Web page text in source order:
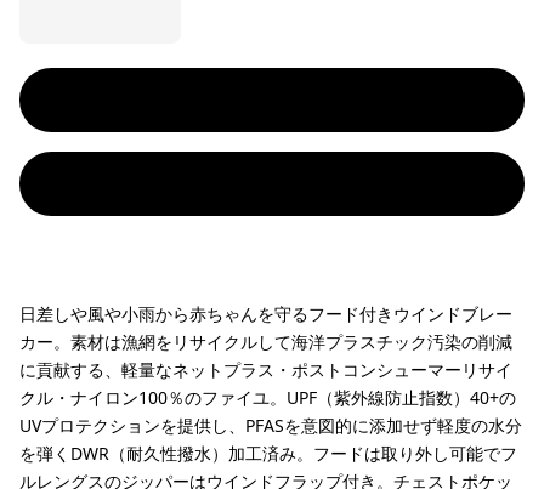
日差しや風や小雨から赤ちゃんを守るフード付きウインドブレー
カー。素材は漁網をリサイクルして海洋プラスチック汚染の削減
に貢献する、軽量なネットプラス・ポストコンシューマーリサイ
クル・ナイロン100％のファイユ。UPF（紫外線防止指数）40+の
UVプロテクションを提供し、PFASを意図的に添加せず軽度の水分
を弾くDWR（耐久性撥水）加工済み。フードは取り外し可能でフ
ルレングスのジッパーはウインドフラップ付き。チェストポケッ